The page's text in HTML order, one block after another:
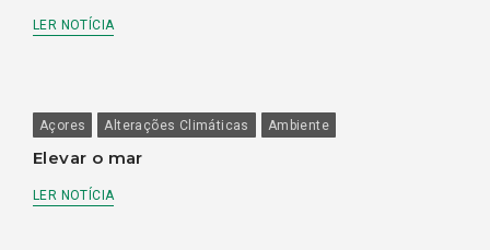
LER NOTÍCIA
Açores Alterações Climáticas Ambiente
Elevar o mar
LER NOTÍCIA